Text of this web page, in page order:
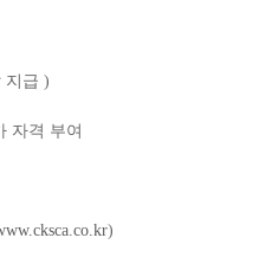
지급 )
자격 부여
)